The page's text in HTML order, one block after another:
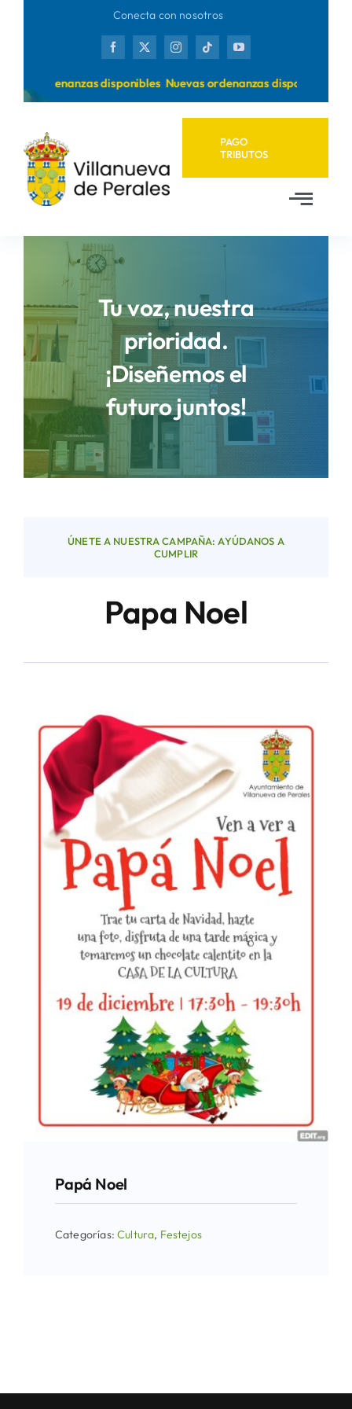
Conecta con nosotros
ordenanzas disponibles Nuevas ordenanzas disponibles
PAGO
TRIBUTOS
Ayuntamiento
Municipio
Áreas
Sede Electrónica
Buscar:
Tu voz, nuestra
prioridad.
¡Diseñemos el
futuro juntos!
ÚNETE A NUESTRA CAMPAÑA: AYÚDANOS A
CUMPLIR
Papa Noel
Papá Noel
Categorías:Cultura, Festejos